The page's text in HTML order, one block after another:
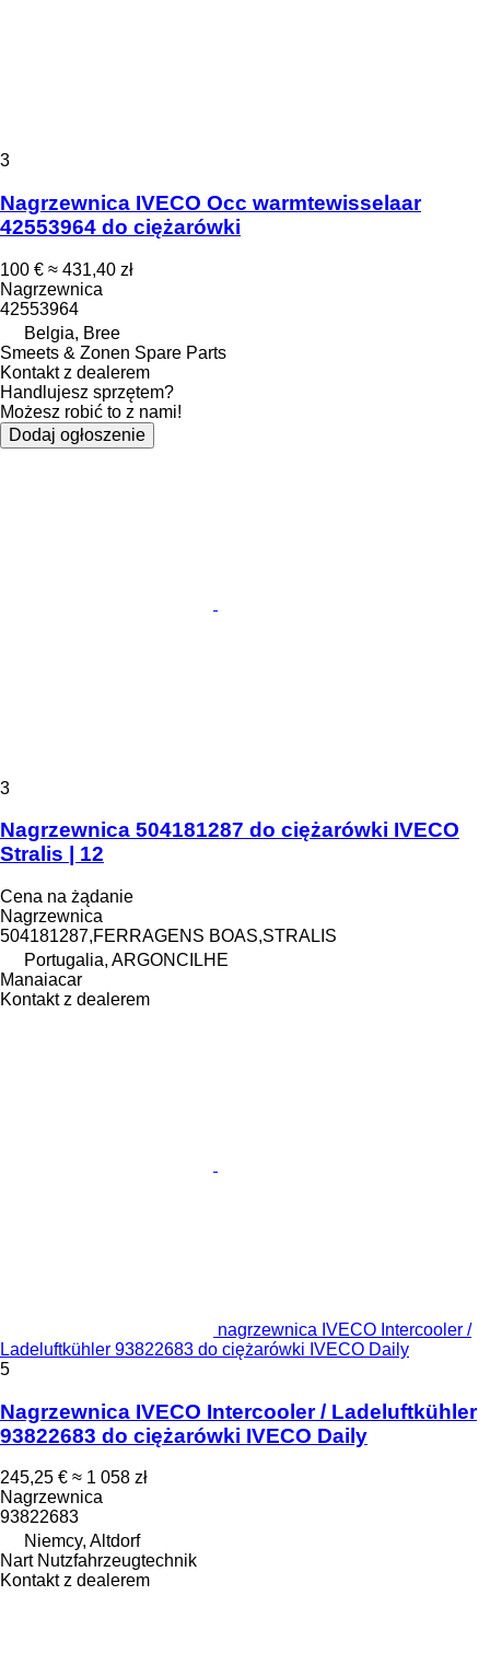
3
Nagrzewnica IVECO Occ warmtewisselaar
42553964 do ciężarówki
100 € ≈ 431,40 zł
Nagrzewnica
42553964
Belgia, Bree
Smeets & Zonen Spare Parts
Kontakt z dealerem
Handlujesz sprzętem?
Możesz robić to z nami!
Dodaj ogłoszenie
3
Nagrzewnica 504181287 do ciężarówki IVECO
Stralis | 12
Cena na żądanie
Nagrzewnica
504181287,FERRAGENS BOAS,STRALIS
Portugalia, ARGONCILHE
Manaiacar
Kontakt z dealerem
nagrzewnica IVECO Intercooler /
Ladeluftkühler 93822683 do ciężarówki IVECO Daily
5
Nagrzewnica IVECO Intercooler / Ladeluftkühler
93822683 do ciężarówki IVECO Daily
245,25 € ≈ 1 058 zł
Nagrzewnica
93822683
Niemcy, Altdorf
Nart Nutzfahrzeugtechnik
Kontakt z dealerem